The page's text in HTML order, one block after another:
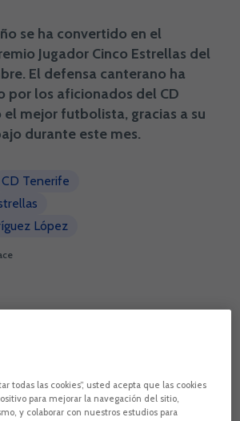
se ha convertido en el
Jugador Cinco Estrellas del
El defensa canterano ha
por los aficionados del CD
mejor futbolista, gracias a su
durante este mes.
CD Tenerife
López
todas las cookies”, usted acepta que las cookies
para mejorar la navegación del sitio,
y colaborar con nuestros estudios para